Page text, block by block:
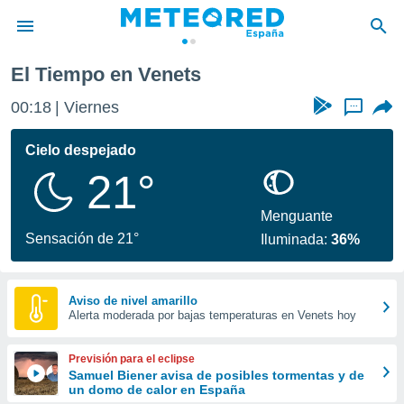
de
por
se
calidad.
a este
las
y
forma
digital
basada
El Tiempo en Venets
00:18 Viernes ...
Cielo despejado
21°
Sensación de 21°
Menguante
Iluminada:36%
Aviso de nivel amarillo
Alerta moderada por bajas temperaturas en Venets hoy
Previsión para el eclipse
Samuel Biener avisa de posibles tormentas y de
un domo de calor en España